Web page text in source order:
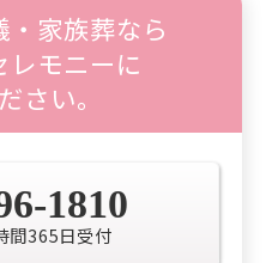
家族葬なら
レモニーに
さい。
1810
間365日受付